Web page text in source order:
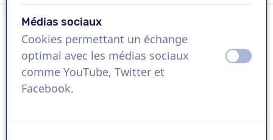
Langue
Japonais
Références
Médias sociaux
Cookies permettant un échange
optimal avec les médias sociaux
comme YouTube, Twitter et
Facebook.
éteint